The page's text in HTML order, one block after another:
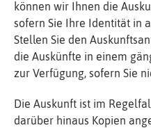
können wir Ihnen die
sofern Sie Ihre Identität in
Stellen Sie den
die Auskünfte in einem
zur Verfügung, sofern Sie
Die Auskunft ist im
darüber hinaus Kopien